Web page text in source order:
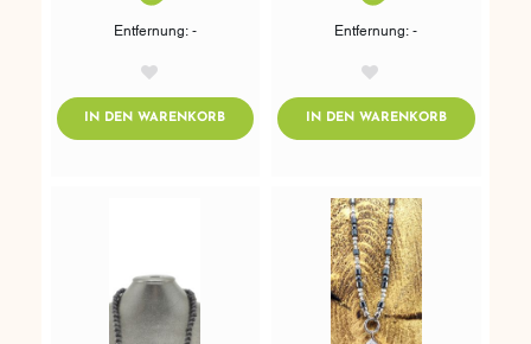
Entfernung: -
IN DEN WARENKORBADDTOCART
Entfernung: -
IN DEN WARENKORBADDTOCART